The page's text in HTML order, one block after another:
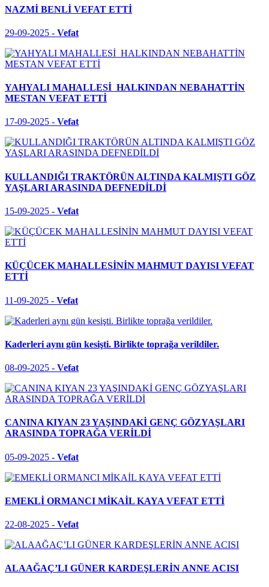
NAZMİ BENLİ VEFAT ETTİ
29-09-2025 - Vefat
YAHYALI MAHALLESİ HALKINDAN NEBAHATTİN
MESTAN VEFAT ETTİ
17-09-2025 - Vefat
KULLANDIĞI TRAKTÖRÜN ALTINDA KALMIŞTI GÖZ
YAŞLARI ARASINDA DEFNEDİLDİ
15-09-2025 - Vefat
KÜÇÜCEK MAHALLESİNİN MAHMUT DAYISI VEFAT
ETTİ
11-09-2025 - Vefat
Kaderleri aynı gün kesişti. Birlikte toprağa verildiler.
08-09-2025 - Vefat
CANINA KIYAN 23 YAŞINDAKİ GENÇ GÖZYAŞLARI
ARASINDA TOPRAĞA VERİLDİ
05-09-2025 - Vefat
EMEKLİ ORMANCI MİKAİL KAYA VEFAT ETTİ
22-08-2025 - Vefat
ALAAĞAÇ’LI GÜNER KARDEŞLERİN ANNE ACISI